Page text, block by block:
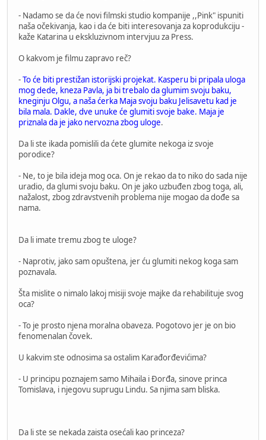
- Nadamo se da će novi filmski studio kompanije ,,Pink" ispuniti
naša očekivanja, kao i da će biti interesovanja za koprodukciju -
kaže Katarina u ekskluzivnom intervjuu za Press.
O kakvom je filmu zapravo reč?
-To će biti prestižan istorijski projekat. Kasperu bi pripala uloga
mog dede, kneza Pavla, ja bi trebalo da glumim svoju baku,
kneginju Olgu, a naša ćerka Maja svoju baku Jelisavetu kad je
bila mala. Dakle, dve unuke će glumiti svoje bake. Maja je
priznala da je jako nervozna zbog uloge.
Da li ste ikada pomislili da ćete glumite nekoga iz svoje
porodice?
- Ne, to je bila ideja mog oca. On je rekao da to niko do sada nije
uradio, da glumi svoju baku. On je jako uzbuđen zbog toga, ali,
nažalost, zbog zdravstvenih problema nije mogao da dođe sa
nama.
Da li imate tremu zbog te uloge?
- Naprotiv, jako sam opuštena, jer ću glumiti nekog koga sam
poznavala.
Šta mislite o nimalo lakoj misiji svoje majke da rehabilituje svog
oca?
- To je prosto njena moralna obaveza. Pogotovo jer je on bio
fenomenalan čovek.
U kakvim ste odnosima sa ostalim Karađorđevićima?
- U principu poznajem samo Mihaila i Đorđa, sinove princa
Tomislava, i njegovu suprugu Lindu. Sa njima sam bliska.
Da li ste se nekada zaista osećali kao princeza?